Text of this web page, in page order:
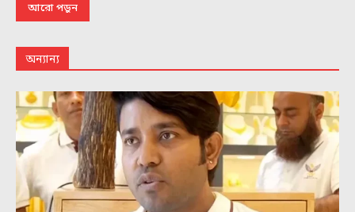
আরো পড়ুন
অন্যান্য